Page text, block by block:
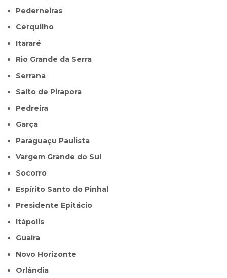
Pederneiras
Cerquilho
Itararé
Rio Grande da Serra
Serrana
Salto de Pirapora
Pedreira
Garça
Paraguaçu Paulista
Vargem Grande do Sul
Socorro
Espírito Santo do Pinhal
Presidente Epitácio
Itápolis
Guaíra
Novo Horizonte
Orlândia